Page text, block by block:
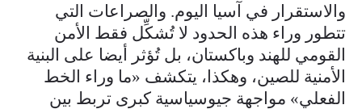
والاستقرار في آسيا اليوم. والصراعات التي
تتطور وراء هذه الحدود لا تُشكِّل فقط الأمن
القومي للهند وباكستان، بل تُؤثر أيضا على البنية
الأمنية للصين، وهكذا، يتكشف «ما وراء الخط
الفعلي» مواجهة جيوسياسية كبرى تربط بين